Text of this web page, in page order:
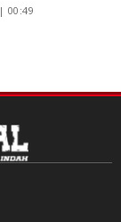
00:49